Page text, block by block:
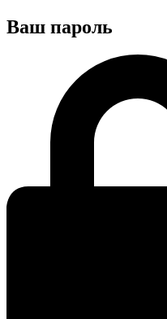
Ваш пароль